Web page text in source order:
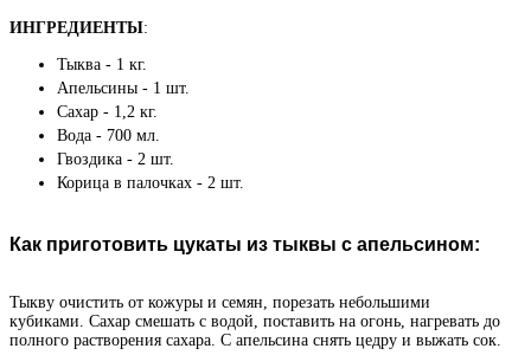
ИНГРЕДИЕНТЫ:
Тыква - 1 кг.
Апельсины - 1 шт.
Сахар - 1,2 кг.
Вода - 700 мл.
Гвоздика - 2 шт.
Корица в палочках - 2 шт.
Как приготовить цукаты из тыквы с апельсином:
Тыкву очистить от кожуры и семян, порезать небольшими
кубиками. Сахар смешать с водой, поставить на огонь, нагревать до
полного растворения сахара. С апельсина снять цедру и выжать сок.